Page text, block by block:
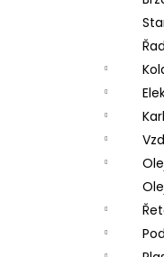
LOŽISKO